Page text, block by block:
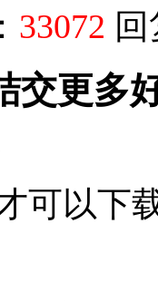
33072
交更多
可以下